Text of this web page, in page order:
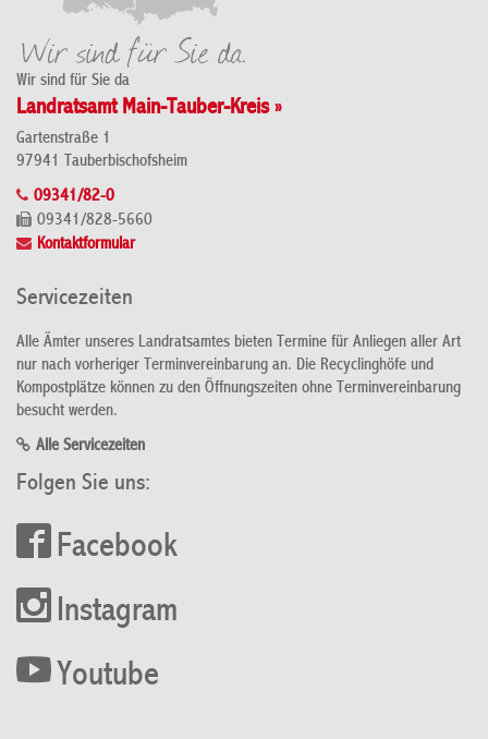
Wir sind für Sie da
Landratsamt Main-Tauber-Kreis »
Gartenstraße 1
97941 Tauberbischofsheim
09341/82-0
09341/828-5660
Kontaktformular
Servicezeiten
Alle Ämter unseres Landratsamtes bieten Termine für Anliegen aller Art
nur nach vorheriger Terminvereinbarung an. Die Recyclinghöfe und
Kompostplätze können zu den Öffnungszeiten ohne Terminvereinbarung
besucht werden.
Alle Servicezeiten
Folgen Sie uns:
Facebook
Instagram
Youtube